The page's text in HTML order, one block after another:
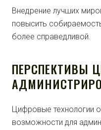
Внедрение лучших
повысить
более справедливой.
ПЕРСПЕКТИВЫ
Цифровые технологии
возможности для